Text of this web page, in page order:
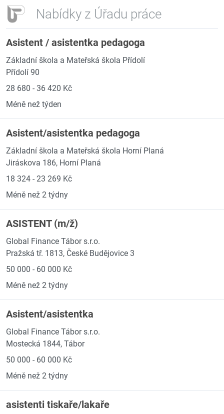
Nabídky z Úřadu práce
Asistent / asistentka pedagoga
Základní škola a Mateřská škola Přídolí
Přídolí 90
28 680 - 36 420 Kč
Méně než týden
Asistent/asistentka pedagoga
Základní škola a Mateřská škola Horní Planá
Jiráskova 186, Horní Planá
18 324 - 23 269 Kč
Méně než 2 týdny
ASISTENT (m/ž)
Global Finance Tábor s.r.o.
Pražská tř. 1813, České Budějovice 3
50 000 - 60 000 Kč
Méně než 2 týdny
Asistent/asistentka
Global Finance Tábor s.r.o.
Mostecká 1844, Tábor
50 000 - 60 000 Kč
Méně než 2 týdny
asistenti tiskaře/lakaře